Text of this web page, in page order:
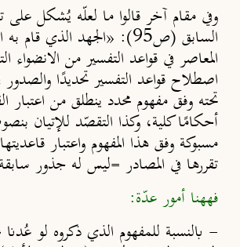
وفي مقام آخر قالوا ما لعلّه يُشكل على
السابق (ص95): «الجهد الذي قام
المعاصر في قواعد التفسير من الانضواء
اصطلاح قواعد التفسير تحديدًا والصدور
تحته وفق مفهوم محدد ينطلق من اعتبار
أحكامًاكلية، وكذا التقصّد للإتيان
مسبوكة وفق هذا المفهوم واعتبار
تقررها في المصادر =ليس له جذور
فههنا أمور عدّة:
- بالنسبة للمفهوم الذي ذكروه لو عُدنا